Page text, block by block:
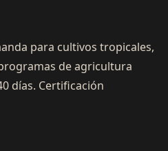
para cultivos tropicales,
de agricultura
días. Certificación